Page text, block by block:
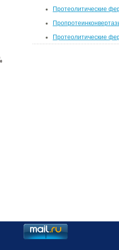
Протеолитические
Протеолитические